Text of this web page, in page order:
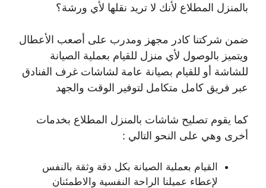
بالمنزل المطلاع لأنك لا تريد نقلها لأي ورشة؟
ضمن شركتنا كادر مجهز ومدرب على أصعب الأعطال
ويتميز بالوصول لأي منزل للقيام بعملية الصيانة
للشاشة أو للقيام بصيانة عامة لشاشات غرف الفنادق
عبر فريق كامل متكامل لتوفير الوقت والجهد
كما يقوم تصليح شاشات بالمنزل المطلاع بخدمات
أخرى وهي على النحو التالي :
القيام بعملية الصيانة بكل دقة وثقة بالنفس
لإعطاء عميلنا الراحة النفسية والاطمئنان